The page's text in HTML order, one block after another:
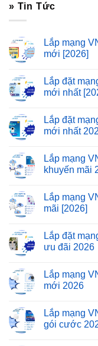
» Tin Tức
Lắp mạng
mới [2026]
Lắp đặt
mới nhất
Lắp đặt
mới nhất
Lắp mạng
khuyến mãi
Lắp mạng
mãi [2026]
Lắp đặt
ưu đãi 2026
Lắp mạng
mới 2026
Lắp mạng
gói cước